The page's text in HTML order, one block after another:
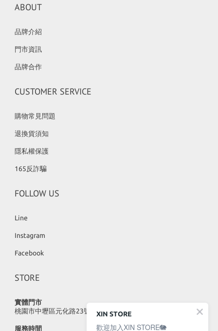
ABOUT
品牌介紹
門市資訊
品牌合作
CUSTOMER SERVICE
購物常見問題
退換貨須知
隱私權保護
165反詐騙
FOLLOW US
Line
Instagram
Facebook
STORE
實體門市
桃園市中壢區元化路23號
服務時間
XIN STORE
歡迎加入XIN STORE🐘